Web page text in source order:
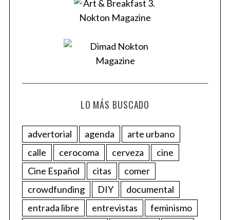
LO MÁS BUSCADO
advertorial agenda
arte urbano
calle
cerocoma cerveza
cine
Cine Español
citas
comer
crowdfunding
DIY
documental
entrada libre
entrevistas
feminismo